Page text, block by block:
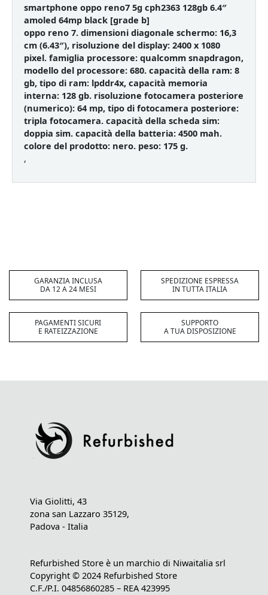
smartphone oppo reno7 5g cph2363 128gb 6.4″
amoled 64mp black [grade b]
oppo reno 7. dimensioni diagonale schermo: 16,3
cm (6.43″), risoluzione del display: 2400 x 1080
pixel. famiglia processore: qualcomm snapdragon,
modello del processore: 680. capacità della ram: 8
gb, tipo di ram: lpddr4x, capacità memoria
interna: 128 gb. risoluzione fotocamera posteriore
(numerico): 64 mp, tipo di fotocamera posteriore:
tripla fotocamera. capacità della scheda sim:
doppia sim. capacità della batteria: 4500 mah.
colore del prodotto: nero. peso: 175 g.
,
GARANZIA INCLUSA
DA 12 A 24 MESI
SPEDIZIONE ESPRESSA
IN TUTTA ITALIA
PAGAMENTI SICURI
E RATEIZZAZIONE
SUPPORTO
A TUA DISPOSIZIONE
Via Giolitti, 43
zona san Lazzaro 35129,
Padova - Italia
Refurbished Store è un marchio di Niwaitalia srl
Copyright © 2024 Refurbished Store
C.F./P.I. 04856860285 – REA 423995